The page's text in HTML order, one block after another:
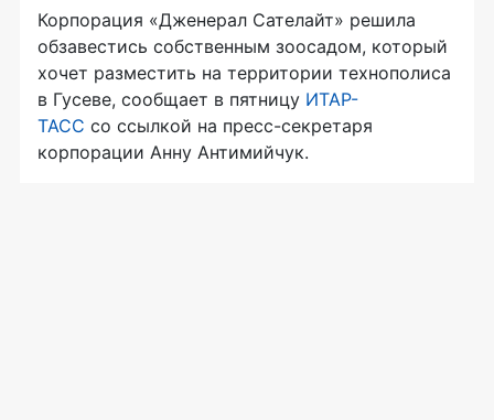
Корпорация «Дженерал Сателайт» решила
обзавестись собственным зоосадом, который
хочет разместить на территории технополиса
в Гусеве, сообщает в пятницу ИТАР-
ТАСС со ссылкой на пресс-секретаря
корпорации Анну Антимийчук.